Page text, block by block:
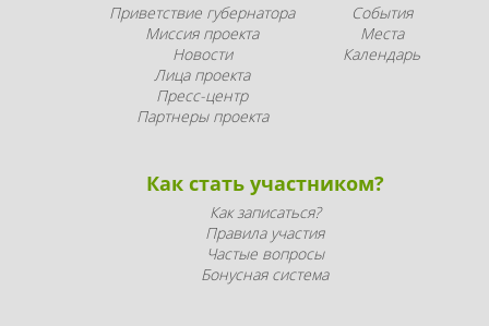
Приветствие губернатора
Миссия проекта
Новости
Лица проекта
Пресс-центр
Партнеры проекта
События
Места
Календарь
Как стать участником?
Как записаться?
Правила участия
Частые вопросы
Бонусная система